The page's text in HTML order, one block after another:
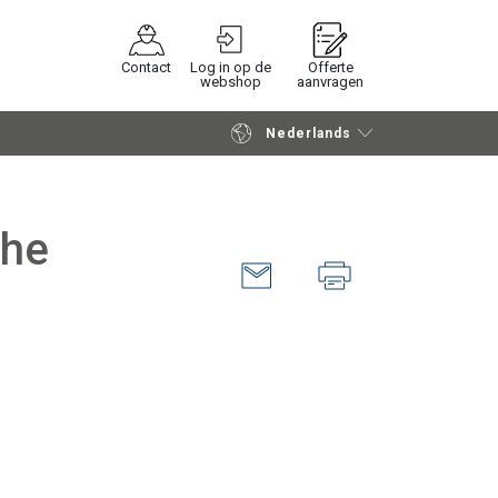
Contact
Log in op de
webshop
Offerte
aanvragen
Nederlands
winkelen Vraag offerte aan